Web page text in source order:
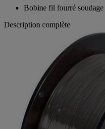
Bobine fil fourré
Description complète